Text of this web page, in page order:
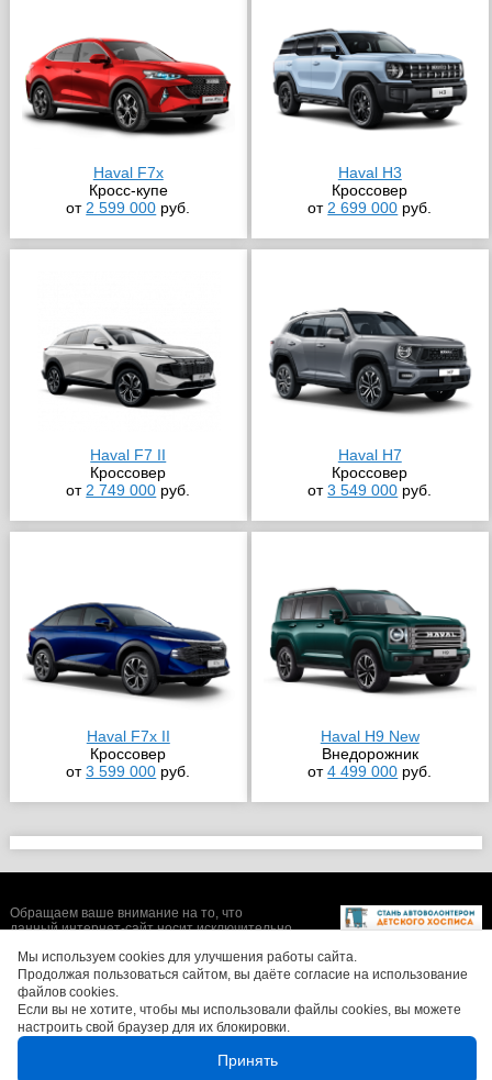
Haval F7x
Кросс-купе
от 2 599 000 руб.
Haval H3
Кроссовер
от 2 699 000 руб.
Haval F7 II
Кроссовер
от 2 749 000 руб.
Haval H7
Кроссовер
от3 549 000 руб.
Haval F7x II
Кроссовер
от3 599 000 руб.
Haval H9 New
Внедорожник
от4 499 000 руб.
Мы используем cookies для улучшения работы сайта.
Продолжая пользоваться сайтом, вы даёте согласие на использование
файлов cookies.
Если вы не хотите, чтобы мы использовали файлы cookies, вы можете
настроить свой браузер для их блокировки.
Принять
Обращаем ваше внимание на то, что
данный интернет-сайт носит исключительно
условиях не является публичной офертой,
определяемой положениями Статьи 437 (2)
Гражданского кодекса Российской
Федерации. Цены, размеры скидок, а также
изображения автомобилей могут отличаться
от реальных. Для получения более полной и
достоверной информации, обращайтесь в